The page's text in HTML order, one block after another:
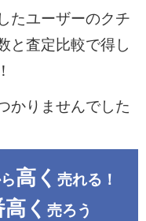
たユーザーのクチ
と査定比較で得し
かりませんでした
高く 売れる！
く 売ろう